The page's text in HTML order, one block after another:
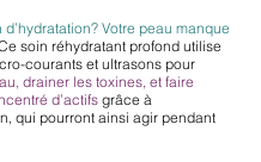
d’hydratation? Votre peau manque
soin réhydratant profond utilise
courants et ultrasons pour
drainer les toxines, et faire
d’actifs grâce à
qui pourront ainsi agir pendant